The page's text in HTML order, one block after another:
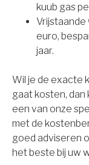
kuub gas
euro,
jaar.
Wil je de exacte
gaat kosten,
een van onze
met de
goed adviseren
het beste bij uw